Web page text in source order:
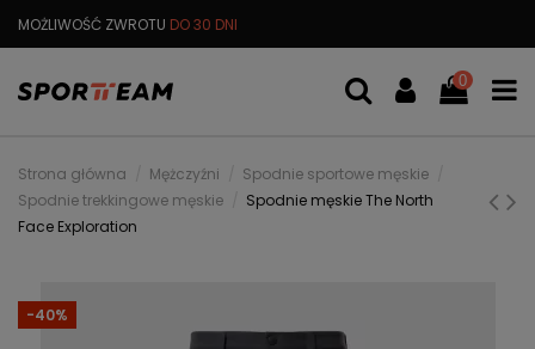
MOŻLIWOŚĆ ZWROTU DO 30 DNI
0
Strona główna Mężczyźni
Spodnie sportowe męskie
Spodnie trekkingowe męskie
Spodnie męskie The North
Face Exploration
-40%